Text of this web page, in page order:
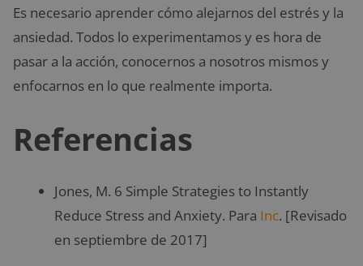
Es necesario aprender cómo alejarnos del estrés y la
ansiedad. Todos lo experimentamos y es hora de
pasar a la acción, conocernos a nosotros mismos y
enfocarnos en lo que realmente importa.
Referencias
Jones, M. 6 Simple Strategies to Instantly
Reduce Stress and Anxiety. Para Inc. [Revisado
en septiembre de 2017]